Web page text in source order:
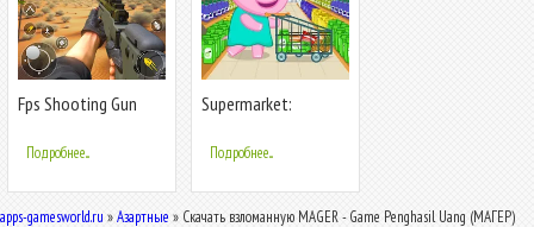
Fps Shooting Gun
Подробнее...
Supermarket:
Подробнее...
apps-gamesworld.ru »Азартные » Скачать взломанную MAGER - Game Penghasil Uang (МАГЕР)